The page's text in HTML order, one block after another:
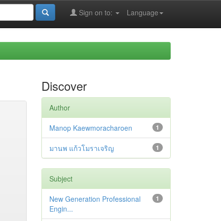
Language
Sign on to:
Discover
Author
1
Manop Kaewmoracharoen
1
มานพ แก้วโมราเจริญ
Subject
1
New Generation Professional
Engin...